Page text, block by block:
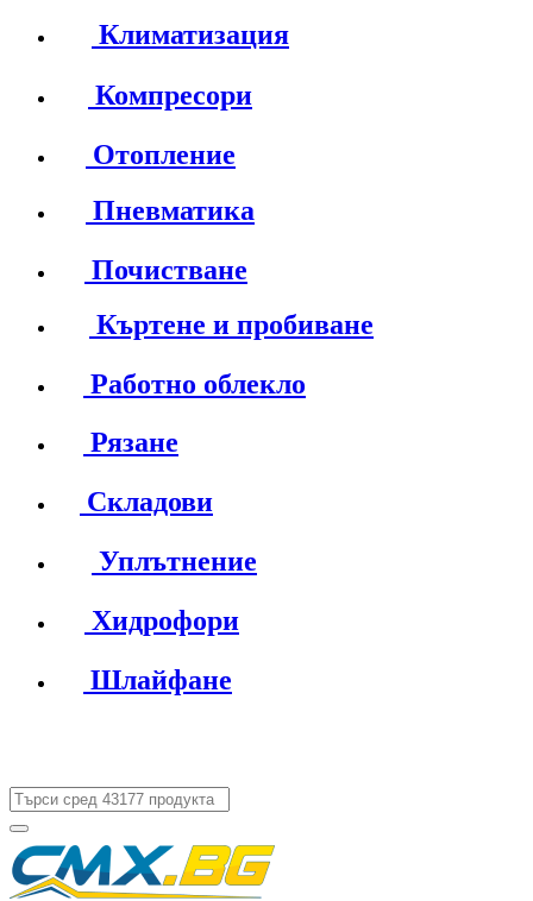
Климатизация
Компресори
Отопление
Пневматика
Почистване
Къртене и пробиване
Работно облекло
Рязане
Складови
Уплътнение
Хидрофори
Шлайфане